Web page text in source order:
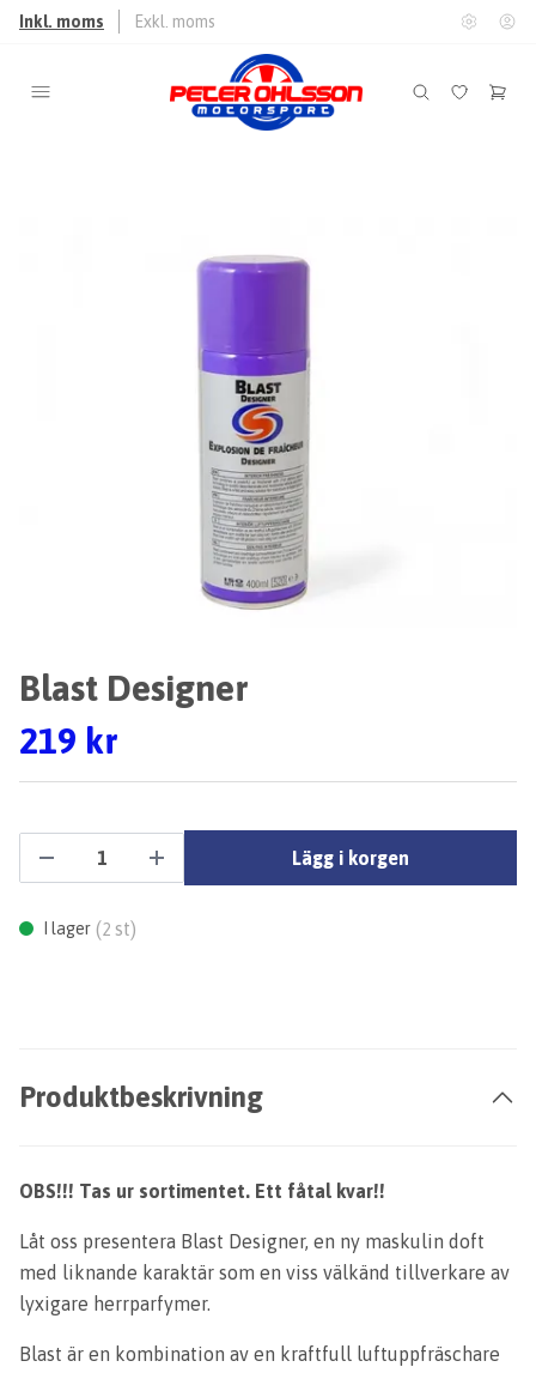
Inkl. moms Exkl. moms
Blast Designer
219 kr
Lägg i korgen
I lager (2 st)
Produktbeskrivning
OBS!!! Tas ur sortimentet. Ett fåtal kvar!!
Låt oss presentera Blast Designer, en ny maskulin doft
med liknande karaktär som en viss välkänd tillverkare av
lyxigare herrparfymer.
Blast är en kombination av en kraftfull luftuppfräschare